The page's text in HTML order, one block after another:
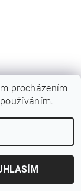
475 ML
355,20 Kč
procházením